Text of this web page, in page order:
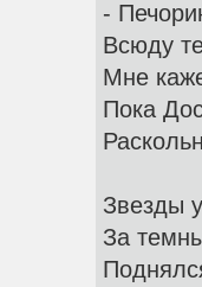
-
Всюду
Мне
Пока
Звезды
За